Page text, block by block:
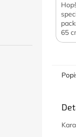
65